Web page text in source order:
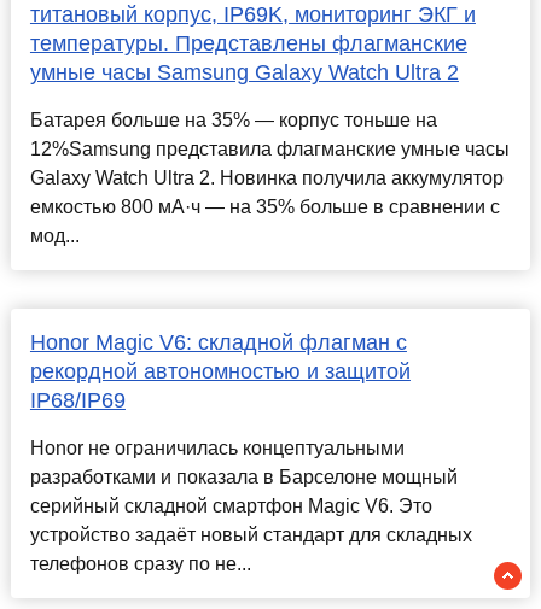
титановый корпус, IP69K, мониторинг ЭКГ и
температуры. Представлены флагманские
умные часы Samsung Galaxy Watch Ultra 2
Батарея больше на 35% — корпус тоньше на
12%Samsung представила флагманские умные часы
Galaxy Watch Ultra 2. Новинка получила аккумулятор
емкостью 800 мА·ч — на 35% больше в сравнении с
мод...
Honor Magic V6: складной флагман с
рекордной автономностью и защитой
IP68/IP69
Honor не ограничилась концептуальными
разработками и показала в Барселоне мощный
серийный складной смартфон Magic V6. Это
устройство задаёт новый стандарт для складных
телефонов сразу по не...